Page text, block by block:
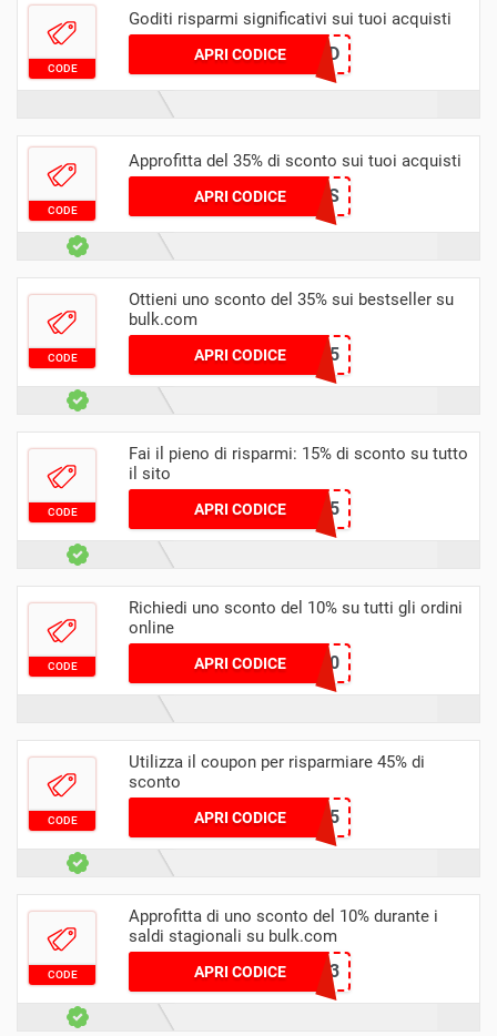
CODE
Goditi risparmi significativi sui tuoi acquisti
APRI CODICENCEFD
CODE
Approfitta del 35% di sconto sui tuoi acquisti
APRI CODICE
GAINACCESS
CODE
Ottieni uno sconto del 35% sui bestseller su
bulk.com
APRI CODICESOPH35
CODE
Fai il pieno di risparmi: 15% di sconto su tutto
il sito
APRI CODICEGIORGIO45
CODE
Richiedi uno sconto del 10% su tutti gli ordini
online
APRI CODICEEXTRA10
CODE
Utilizza il coupon per risparmiare 45% di
sconto
APRI CODICEBRYAN45
CODE
Approfitta di uno sconto del 10% durante i
saldi stagionali su bulk.com
APRI CODICE
newbulker03